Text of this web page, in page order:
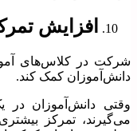
افزایش
شرکت در کلاس‌های
دانش‌آموزان کمک کند.
وقتی دانش‌آموزان
می‌گیرند، تمرکز